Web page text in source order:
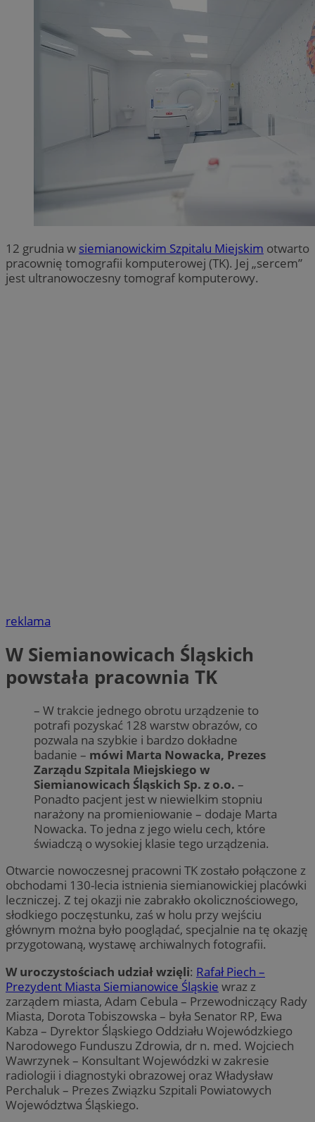
12 grudnia w siemianowickim Szpitalu Miejskim otwarto
pracownię tomografii komputerowej (TK). Jej „sercem”
jest ultranowoczesny tomograf komputerowy.
reklama
W Siemianowicach Śląskich
powstała pracownia TK
– W trakcie jednego obrotu urządzenie to
potrafi pozyskać 128 warstw obrazów, co
pozwala na szybkie i bardzo dokładne
badanie – mówi Marta Nowacka, Prezes
Zarządu Szpitala Miejskiego w
Siemianowicach Śląskich Sp. z o.o. –
Ponadto pacjent jest w niewielkim stopniu
narażony na promieniowanie – dodaje Marta
Nowacka. To jedna z jego wielu cech, które
świadczą o wysokiej klasie tego urządzenia.
Otwarcie nowoczesnej pracowni TK zostało połączone z
obchodami 130-lecia istnienia siemianowickiej placówki
leczniczej. Z tej okazji nie zabrakło okolicznościowego,
słodkiego poczęstunku, zaś w holu przy wejściu
głównym można było pooglądać, specjalnie na tę okazję
przygotowaną, wystawę archiwalnych fotografii.
W uroczystościach udział wzięli: Rafał Piech –
Prezydent Miasta Siemianowice Śląskie wraz z
zarządem miasta, Adam Cebula – Przewodniczący Rady
Miasta, Dorota Tobiszowska – była Senator RP, Ewa
Kabza – Dyrektor Śląskiego Oddziału Wojewódzkiego
Narodowego Funduszu Zdrowia, dr n. med. Wojciech
Wawrzynek – Konsultant Wojewódzki w zakresie
radiologii i diagnostyki obrazowej oraz Władysław
Perchaluk – Prezes Związku Szpitali Powiatowych
Województwa Śląskiego.